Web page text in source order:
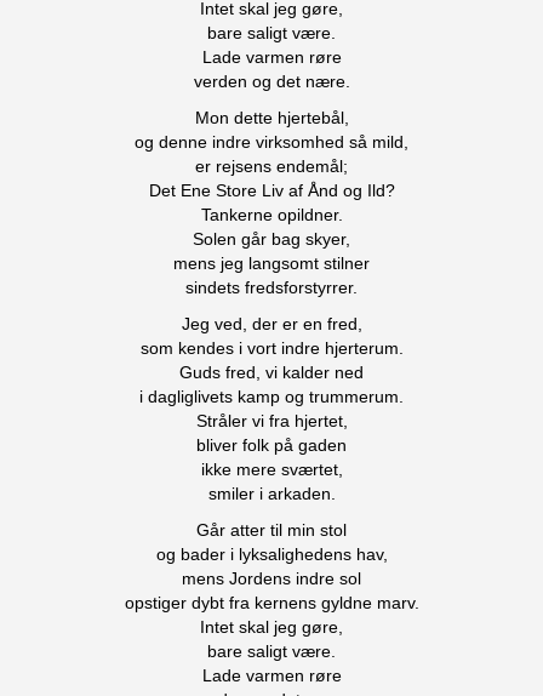
Intet skal jeg gøre,
bare saligt være.
Lade varmen røre
verden og det nære.
Mon dette hjertebål,
og denne indre virksomhed så mild,
er rejsens endemål;
Det Ene Store Liv af Ånd og Ild?
Tankerne opildner.
Solen går bag skyer,
mens jeg langsomt stilner
sindets fredsforstyrrer.
Jeg ved, der er en fred,
som kendes i vort indre hjerterum.
Guds fred, vi kalder ned
i dagliglivets kamp og trummerum.
Stråler vi fra hjertet,
bliver folk på gaden
ikke mere sværtet,
smiler i arkaden.
Går atter til min stol
og bader i lyksalighedens hav,
mens Jordens indre sol
opstiger dybt fra kernens gyldne marv.
Intet skal jeg gøre,
bare saligt være.
Lade varmen røre